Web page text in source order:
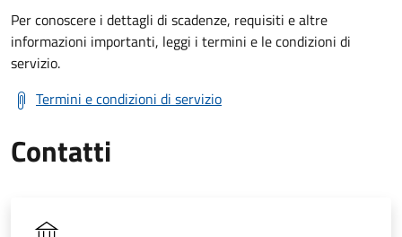
Per conoscere i dettagli di scadenze, requisiti e altre
informazioni importanti, leggi i termini e le condizioni di
servizio.
Termini e condizioni di servizio
Contatti